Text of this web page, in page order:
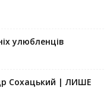
улюбленців
Сохацький | ЛИШЕ